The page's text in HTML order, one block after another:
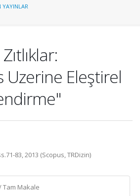
YAYINLAR
Uzerine Eleştirel
83, 2013 (Scopus, TRDizin)
Tam Makale